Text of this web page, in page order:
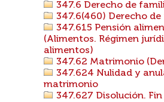
347.6 Derecho de
347.6(460) Derecho
347.615 Pensión
(Alimentos. Régimen
alimentos)
347.62 Matrimonio
347.624 Nulidad y
matrimonio
347.627 Disolución.